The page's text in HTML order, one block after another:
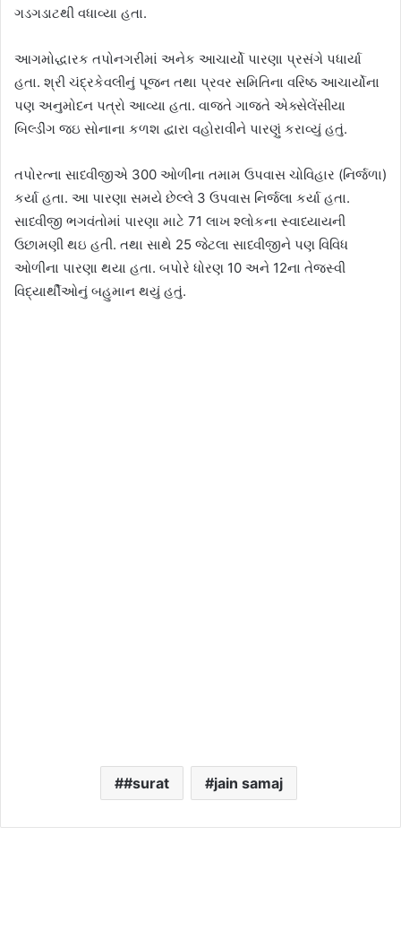
ગડગડાટથી વધાવ્યા હતા.
આગમોદ્ધારક તપોનગરીમાં અનેક આચાર્યો પારણા પ્રસંગે પધાર્યા
હતા. શ્રી ચંદ્રકેવલીનું પૂજન તથા પ્રવર સમિતિના વરિષ્ઠ આચાર્યોના
પણ અનુમોદન પત્રો આવ્યા હતા. વાજતે ગાજતે એક્સેલેંસીયા
બિલ્ડીંગ જઇ સોનાના કળશ દ્વારા વહોરાવીને પારણું કરાવ્યું હતું.
તપોરત્ના સાધ્વીજીએ 300 ઓળીના તમામ ઉપવાસ ચોવિહાર (નિર્જળા)
કર્યા હતા. આ પારણા સમયે છેલ્લે 3 ઉપવાસ નિર્જલા કર્યા હતા.
સાધ્વીજી ભગવંતોમાં પારણા માટે 71 લાખ શ્લોકના સ્વાધ્યાયની
ઉછામણી થઇ હતી. તથા સાથે 25 જેટલા સાધ્વીજીને પણ વિવિધ
ઓળીના પારણા થયા હતા. બપોરે ધોરણ 10 અને 12ના તેજસ્વી
વિદ્યાર્થીઓનું બહુમાન થયું હતું.
#surat jain samaj